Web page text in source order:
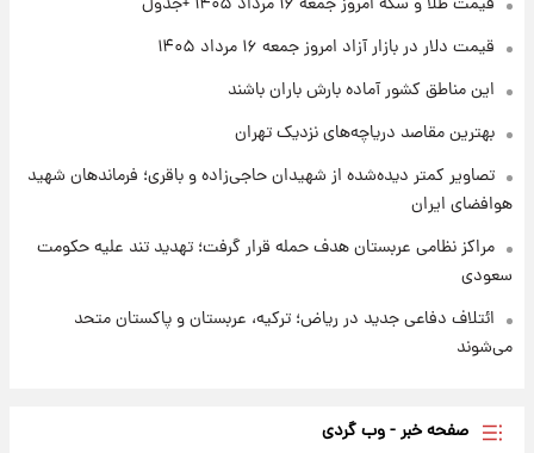
۱ روز پیش
شد
قیمت دلار در بازار آزاد امروز جمعه ۱۶ مرداد ۱۴۰۵
این مناطق کشور آماده بارش باران باشند
بهترین مقاصد دریاچه‌های نزدیک تهران
تصاویر کمتر دیده‌شده از شهیدان حاجی‌زاده و باقری؛ فرماندهان شهید
هوافضای ایران
مراکز نظامی عربستان هدف حمله قرار گرفت؛ تهدید تند علیه حکومت
سعودی
ائتلاف دفاعی جدید در ریاض؛ ترکیه، عربستان و پاکستان متحد
می‌شوند
صفحه خبر - وب گردی